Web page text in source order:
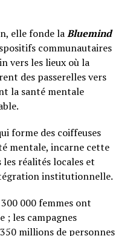
elle fonde laBluemind
communautaires
vers les lieux où la
des passerelles vers
la santé mentale
forme des coiffeuses
mentale, incarne cette
réalités locales et
institutionnelle.
000 femmes ont
; les campagnes
millions de personnes